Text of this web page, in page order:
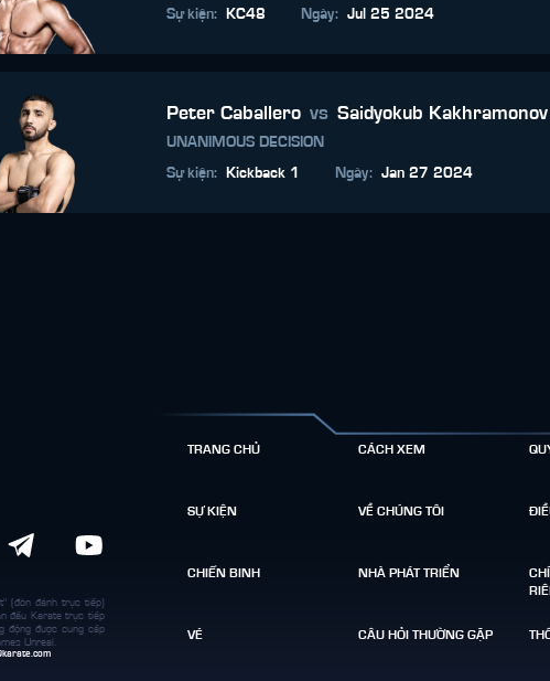
Sự kiện: KC48 Ngày: Jul 25 2024
Peter Caballero vs Saidyokub Kakhramonov
UNANIMOUS DECISION
Sự kiện: Kickback 1 Ngày: Jan 27 2024
TRANG CHỦ
SỰ KIỆN
CHIẾN BINH
VÉ
CÁCH XEM
VỀ CHÚNG TÔI
NHÀ PHÁT TRIỂN
CÂU HỎI THƯỜNG GẶP
(đòn đánh trực tiếp)
đấu Karate trực tiếp
động được cung cấp
Unreal.